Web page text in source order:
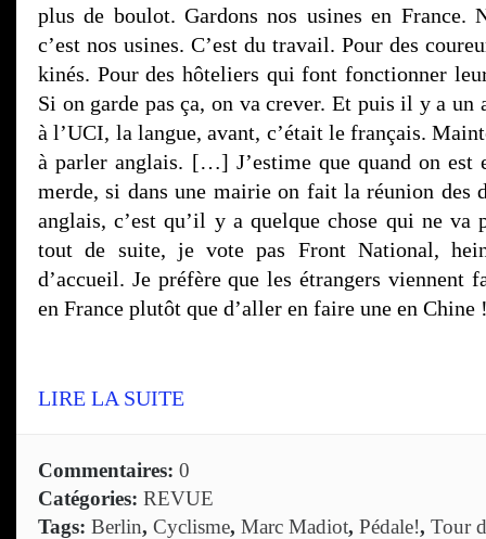
plus de boulot. Gardons nos usines en France.
c’est nos usines. C’est du travail. Pour des
kinés. Pour des hôteliers qui font fonctionner
Si on garde pas ça, on va crever. Et puis il y a un
à l’UCI, la langue, avant, c’était le français.
à parler anglais. […] J’estime que quand on est
merde, si dans une mairie on fait la réunion des
anglais, c’est qu’il y a quelque chose qui ne va
tout de suite, je vote pas Front National,
d’accueil. Je préfère que les étrangers viennent
en France plutôt que d’aller en faire une en
LIRE LA SUITE
Commentaires: 0
Catégories: REVUE
Tags: Berlin, Cyclisme, Marc Madiot, Pédale!, Tour